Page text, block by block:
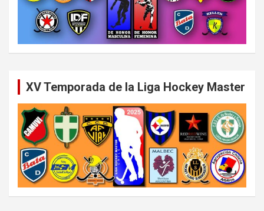
XV Temporada de la Liga Hockey Master